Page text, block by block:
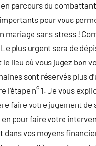
parcours du
pour vous
mariage sans stress !
Le plus urgent sera de
lieu où vous jugez bon
sont réservés plus
l’étape n° 1. Je vous
faire votre jugement de
pour faire votre
dans vos moyens